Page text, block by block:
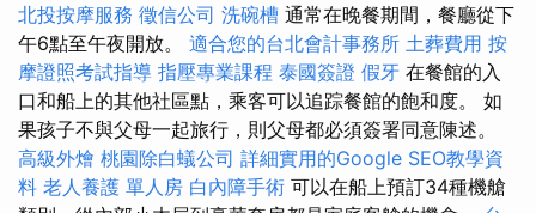
北投按摩服務 徵信公司 洗碗槽 通常在晚餐期間，餐廳從下
午6點至午夜開放。 適合您的台北會計事務所 土葬費用 按
摩證照考試指導 指壓專業課程 泰國簽證 假牙 在餐館的入
口和船上的其他社區點，乘客可以追踪餐館的飽和度。 如
果孩子不與父母一起旅行，則父母都必須簽署同意陳述。
高級外燴 桃園除白蟻公司 詳細實用的Google SEO教學資
料 老人養護 單人房 白內障手術 可以在船上預訂34種機艙